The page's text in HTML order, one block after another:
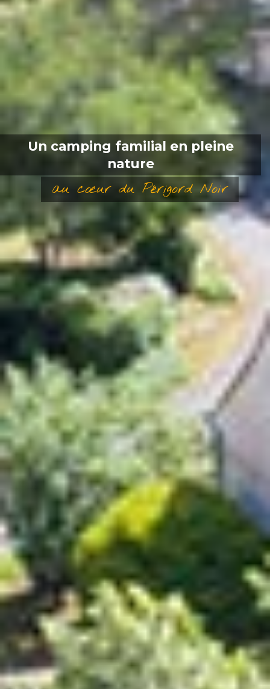
Un camping familial en pleine
nature
au cœur du Périgord Noir